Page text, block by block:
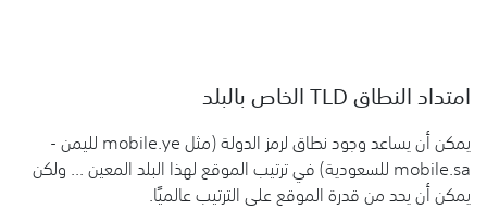
امتداد النطاق TLD الخاص بالبلد
يمكن أن يساعد وجود نطاق لرمز الدولة (مثل mobile.ye لليمن -
mobile.sa للسعودية) في ترتيب الموقع لهذا البلد المعين ... ولكن
يمكن أن يحد من قدرة الموقع على الترتيب عالميًا.